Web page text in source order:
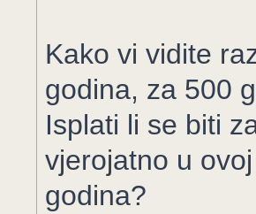
Kako vi vidite
godina, za 500
Isplati li se biti
vjerojatno u
godina?